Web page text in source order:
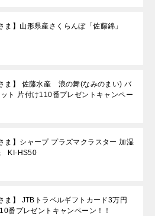
ま】山形県産さくらんぼ「佐藤錦」
ま】 佐藤水産 浪の舞(なみのまい) バ
ト 片付け110番プレゼントキャンペー
ま】シャープ プラズマクラスター 加湿
KI-HS50
ま】 JTBトラベルギフトカード3万円
番プレゼントキャンペーン！！